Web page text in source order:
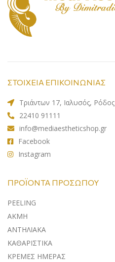
ΣΤΟΙΧΕΙΑ ΕΠΙΚΟΙΝΩΝΙΑΣ
Τριάντων 17, Ιαλυσός, Ρόδος
22410 91111
info@mediaestheticshop.gr
Facebook
Instagram
ΠΡΟΪΌΝΤΑ ΠΡΟΣΏΠΟΥ
PEELING
ΑΚΜΗ
ΑΝΤΗΛΙΑΚA
ΚΑΘΑΡΙΣΤΙΚΑ
ΚΡΕΜΕΣ ΗΜΕΡΑΣ